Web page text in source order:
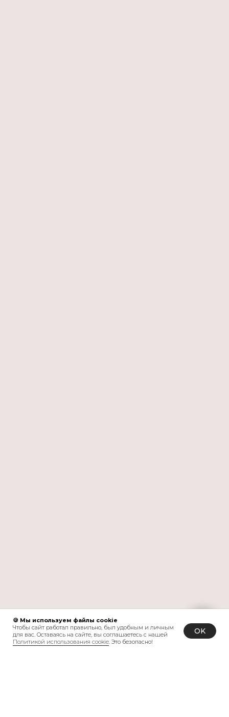
🍪 Мы используем файлы cookie
Чтобы сайт работал правильно, был удобным и личным
для вас. Оставаясь на сайте, вы соглашаетесь с нашей
Политикой использования cookie. Это безопасно!
OK